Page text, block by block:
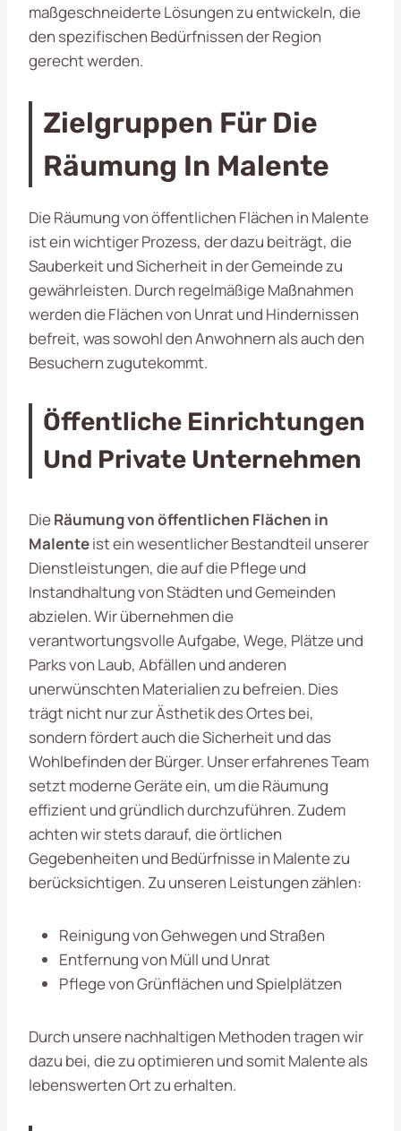
maßgeschneiderte Lösungen zu entwickeln, die
den spezifischen Bedürfnissen der Region
gerecht werden.
Zielgruppen Für Die
Räumung In Malente
Die Räumung von öffentlichen Flächen in Malente
ist ein wichtiger Prozess, der dazu beiträgt, die
Sauberkeit und Sicherheit in der Gemeinde zu
gewährleisten. Durch regelmäßige Maßnahmen
werden die Flächen von Unrat und Hindernissen
befreit, was sowohl den Anwohnern als auch den
Besuchern zugutekommt.
Öffentliche Einrichtungen
Und Private Unternehmen
DieRäumung von öffentlichen Flächen in
Malenteist ein wesentlicher Bestandteil unserer
Dienstleistungen, die auf die Pflege und
Instandhaltung von Städten und Gemeinden
abzielen. Wir übernehmen die
verantwortungsvolle Aufgabe, Wege, Plätze und
Parks von Laub, Abfällen und anderen
unerwünschten Materialien zu befreien. Dies
trägt nicht nur zur Ästhetik des Ortes bei,
sondern fördert auch die Sicherheit und das
Wohlbefinden der Bürger. Unser erfahrenes Team
setzt moderne Geräte ein, um die Räumung
effizient und gründlich durchzuführen. Zudem
achten wir stets darauf, die örtlichen
Gegebenheiten und Bedürfnisse in Malente zu
berücksichtigen. Zu unseren Leistungen zählen:
Reinigung von Gehwegen und Straßen
Entfernung von Müll und Unrat
Pflege von Grünflächen und Spielplätzen
Durch unsere nachhaltigen Methoden tragen wir
dazu bei, die zu optimieren und somit Malente als
lebenswerten Ort zu erhalten.